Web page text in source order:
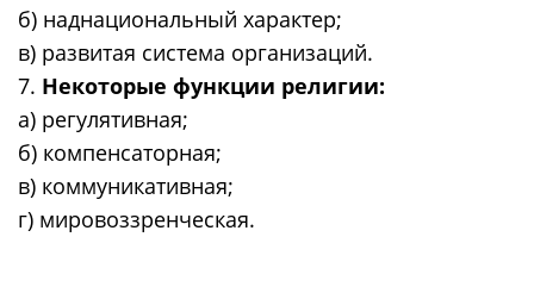
б) наднациональный характер;
в) развитая система организаций.
7. Некоторые функции религии:
а) регулятивная;
б) компенсаторная;
в) коммуникативная;
г) мировоззренческая.